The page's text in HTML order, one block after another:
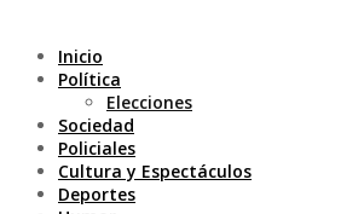
Inicio
Política
Elecciones
Sociedad
Policiales
Cultura y Espectáculos
Deportes